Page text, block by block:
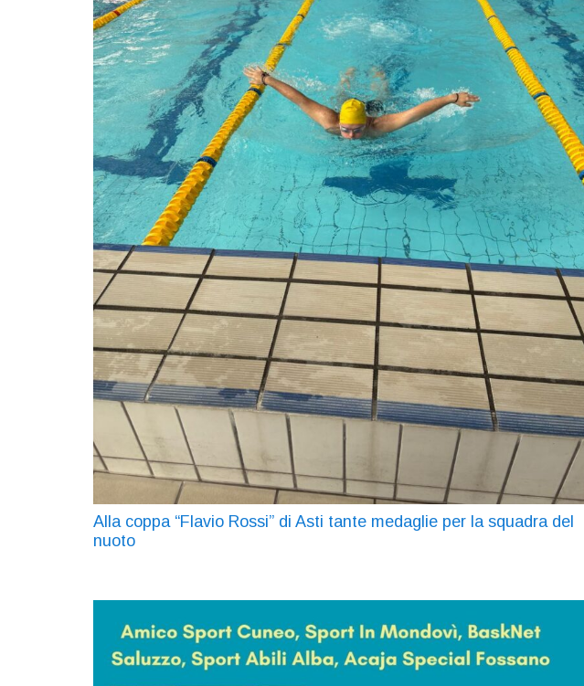
Alla coppa “Flavio Rossi” di Asti tante medaglie per la squadra del
nuoto